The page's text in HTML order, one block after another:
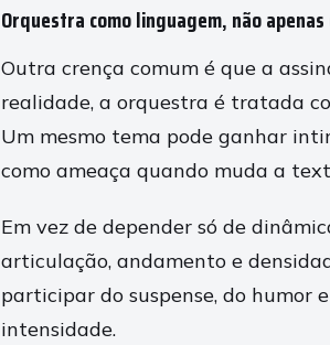
Orquestra como linguagem, não
Outra crença comum é que a
realidade, a orquestra é tratada
Um mesmo tema pode ganhar
como ameaça quando muda a
Em vez de depender só de
articulação, andamento e
participar do suspense, do humor
intensidade.